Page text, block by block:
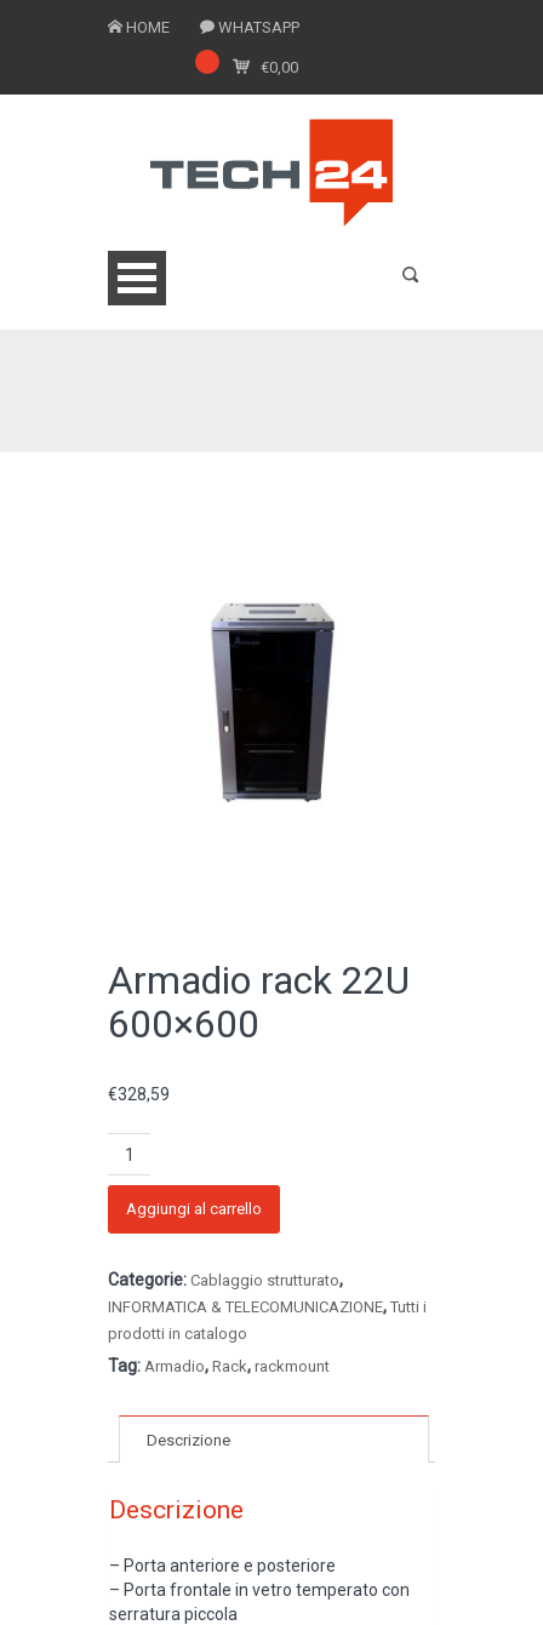
HOME WHATSAPP
€0,00
CATALOGO ONLINE
Armadio rack 22U
600×600
€328,59
Armadio
rack
22U
600x600
quantità
Aggiungi al carrello
Categorie: Cablaggio strutturato,
INFORMATICA & TELECOMUNICAZIONE, Tutti i
prodotti in catalogo
Tag: Armadio, Rack, rackmount
Descrizione
Descrizione
– Porta anteriore e posteriore
– Porta frontale in vetro temperato con
serratura piccola